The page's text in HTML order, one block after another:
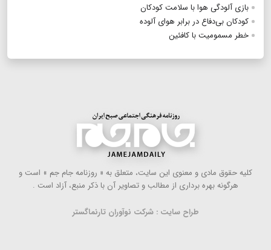
بازی آلودگی هوا با سلامت کودکان
کودکان بی‌دفاع در برابر هوای آلوده
خطر مسمومیت با کافئین
كلیه حقوق مادی و معنوی این سایت، متعلق به « روزنامه جام جم » است و
هرگونه بهره ‌برداری از مطالب و تصاویر آن با ذكر منبع، آزاد است .
طراح سایت : شرکت نوآوران تارنماگستر